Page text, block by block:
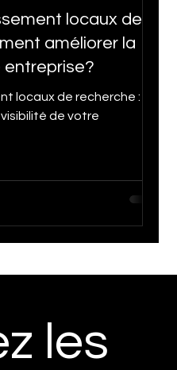
locaux de
améliorer la
entreprise?
locaux de recherche :
de votre
les